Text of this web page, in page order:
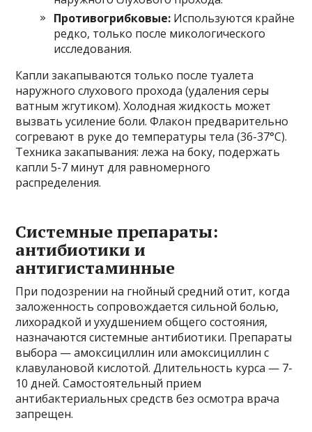
Противогрибковые: Используются крайне
редко, только после микологического
исследования.
Капли закапываются только после туалета
наружного слухового прохода (удаления серы
ватным жгутиком). Холодная жидкость может
вызвать усиление боли. Флакон предварительно
согревают в руке до температуры тела (36-37°C).
Техника закапывания: лежа на боку, подержать
капли 5-7 минут для равномерного
распределения.
Системные препараты:
антибиотики и
антигистаминные
При подозрении на гнойный средний отит, когда
заложенность сопровождается сильной болью,
лихорадкой и ухудшением общего состояния,
назначаются системные антибиотики. Препараты
выбора — амоксициллин или амоксициллин с
клавулановой кислотой. Длительность курса — 7-
10 дней. Самостоятельный прием
антибактериальных средств без осмотра врача
запрещен.